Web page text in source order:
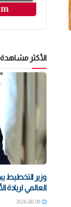
الأكثر مشاهدة
وزير التخطيط
العالمي لريادة
2026-08-09